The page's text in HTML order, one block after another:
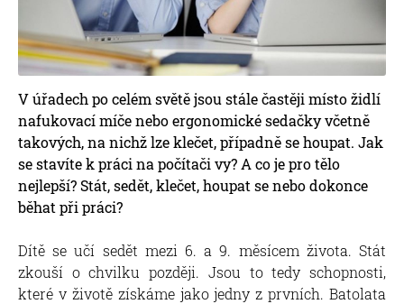
V úřadech po celém světě jsou stále častěji místo židlí
nafukovací míče nebo ergonomické sedačky včetně
takových, na nichž lze klečet, případně se houpat. Jak
se stavíte k práci na počítači vy? A co je pro tělo
nejlepší? Stát, sedět, klečet, houpat se nebo dokonce
běhat při práci?
Dítě se učí sedět mezi 6. a 9. měsícem života. Stát
zkouší o chvilku později. Jsou to tedy schopnosti,
které v životě získáme jako jedny z prvních. Batolata